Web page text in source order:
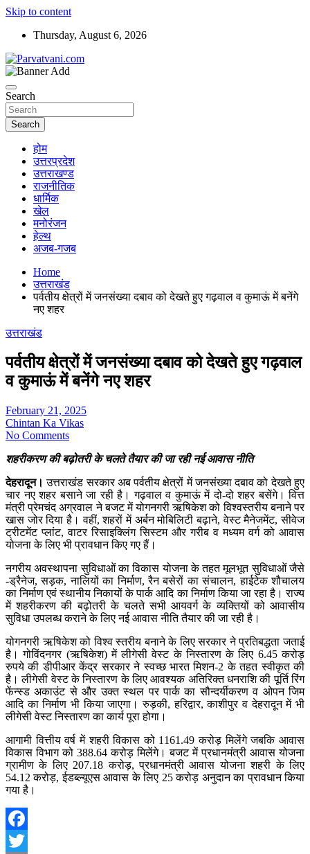
Skip to content
Thursday, August 6, 2026
Parvatvani.com
Search
Search
होम
उत्तरप्रदेश
उत्तराखण्ड
राजनीतिक
धार्मिक
खेल
मनोरंजन
हेल्थ
अजब-गजब
Home
उत्तराखंड
पर्वतीय क्षेत्रों में जनसंख्या दबाव को देखते हुए गढ़वाल व कुमाऊं में बनेंगे
नए शहर
उत्तराखंड
पर्वतीय क्षेत्रों में जनसंख्या दबाव को देखते हुए गढ़वाल
व कुमाऊं में बनेंगे नए शहर
February 21, 2025
Chintan Ka Vikas
No Comments
शहरीकरण की बढ़ोतरी के चलते तैयार की जा रही नई आवास नीति
देहरादून। उत्तराखंड सरकार अब पर्वतीय क्षेत्रों में जनसंख्या दबाव को देखते हुए
चार नए शहर बसाने जा रही है। गढ़वाल व कुमाऊं में दो-दो शहर बसेंगे। वित्त
मंत्री प्रेमचंद अग्रवाल ने बजट में योगनगरी ऋषिकेश को विश्वस्तरीय बनाने पर
खास जोर दिया है। वहीं, शहरों में अर्बन मोबिलिटी बढ़ाने, वेस्ट मैनेजमेंट, सीवेज
ट्रीटमेंट प्लांट, वाटर रिसाइक्लिंग सिस्टम और गरीब व मध्यम वर्ग को आवास
योजना के लिए भी प्रावधान किए गए हैं।
नगरीय अवस्थापना सुविधाओं का विकास योजना के तहत मूलभूत सुविधाओं जैसे
-ड्रैनेज, सड़क, नालियों का निर्माण, रैन बसेरों का संचालन, हाईटेक शौचालय
का निर्माण एवं स्थानीय निकायों के पार्क आदि का निर्माण किया जा रहा है। राज्य
में शहरीकरण की बढ़ोतरी के चलते सभी आयवर्ग के व्यक्तियों को आवासीय
सुविधा उपलब्ध कराने के लिए नई आवास नीति तैयार की जा रही है।
योगनगरी ऋषिकेश को विश्व स्तरीय बनाने के लिए सरकार ने प्रतिबद्धता जताई
है। गोविंदनगर (ऋषिकेश) में लीगेसी वेस्ट के निस्तारण के लिए 6.45 करोड़
रुपये की डीपीआर केंद्र सरकार ने स्वच्छ भारत मिशन-2 के तहत स्वीकृत की
है। लीगेसी वेस्ट के निस्तारण के लिए आवश्यक अतिरिक्त धनराशि की पूर्ति रिंग
फेंन्स्ड अकाउंट से और उक्त स्थल पर पार्क का सौन्दर्यीकरण व ओपन जिम
आदि का निर्माण भी किया जाएगा। रुड़की, हरिद्वार, काशीपुर व देहरादून में भी
लीगेसी वेस्ट निस्तारण का कार्य पूरा होगा।
आगामी वित्तीय वर्ष में शहरी विकास को 1161.49 करोड़ मिलेंगे जबकि आवास
विकास विभाग को 388.64 करोड़ मिलेंगे। बजट में प्रधानमंत्री आवास योजना
ग्रामीण के लिए 207.18 करोड़, प्रधानमंत्री आवास योजना शहरी के लिए
54.12 करोड़, ईडब्ल्यूएस आवास के लिए 25 करोड़ अनुदान का प्रावधान किया
गया है।
Facebook